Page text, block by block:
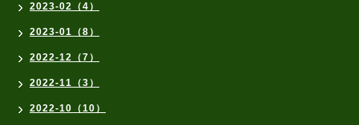
2023-02（4）
2023-01（8）
2022-12（7）
2022-11（3）
2022-10（10）